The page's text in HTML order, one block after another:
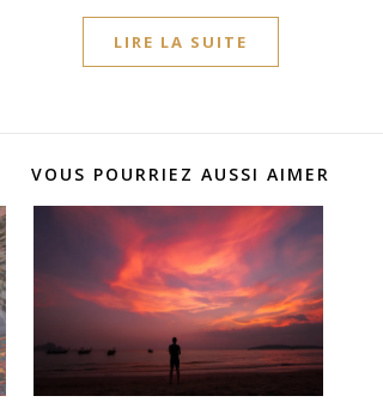
LIRE LA SUITE
VOUS POURRIEZ AUSSI AIMER